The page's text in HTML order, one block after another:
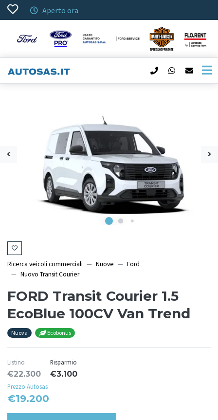
Aperto ora
Ricerca veicoli commerciali Nuove
Ford
Nuovo Transit Courier
FORD Transit Courier 1.5
EcoBlue 100CV Van Trend
Nuova Ecobonus
Listino
€22.300
Risparmio
€3.100
Prezzo Autosas
€19.200